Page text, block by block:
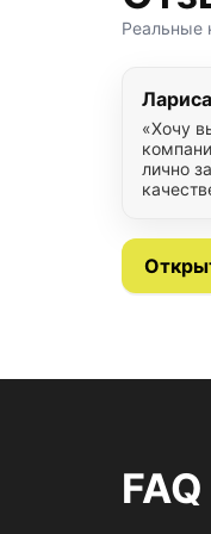
Реальные
Лариса
«Хочу
лично
FAQ